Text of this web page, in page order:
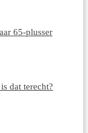
65-plusser
dat terecht?